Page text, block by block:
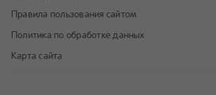
Правила пользования сайтом
Политика по обработке данных
Карта сайта